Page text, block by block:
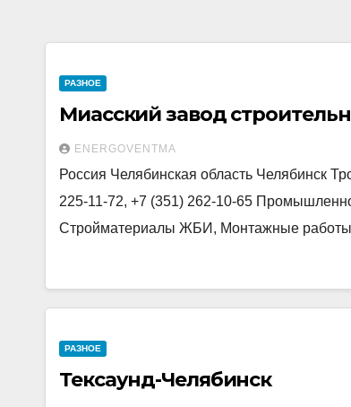
РАЗНОЕ
Миасский завод
ENERGOVENTMA
Россия Челябинская область Челябинск
225-11-72, +7 (351) 262-10-65
Стройматериалы ЖБИ, Монтажные
РАЗНОЕ
Тексаунд-Челябинск